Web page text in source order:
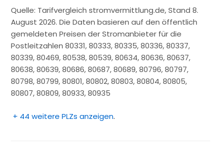
Quelle: Tarifvergleich stromvermittlung.de, Stand 8.
August 2026. Die Daten basieren auf den öffentlich
gemeldeten Preisen der Stromanbieter für die
Postleitzahlen 80331, 80333, 80335, 80336, 80337,
80339, 80469, 80538, 80539, 80634, 80636, 80637,
80638, 80639, 80686, 80687, 80689, 80796, 80797,
80798, 80799, 80801, 80802, 80803, 80804, 80805,
80807, 80809, 80933, 80935
+ 44 weitere PLZs anzeigen.